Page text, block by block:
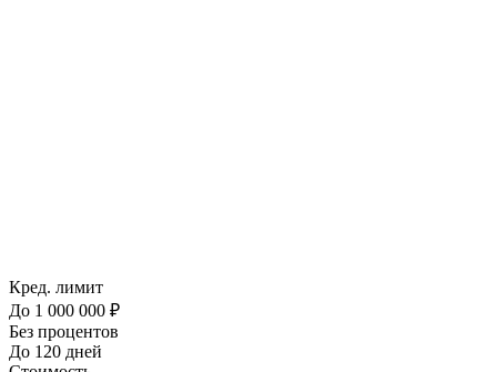
Кред. лимит
До 1 000 000 ₽
Без процентов
До 120 дней